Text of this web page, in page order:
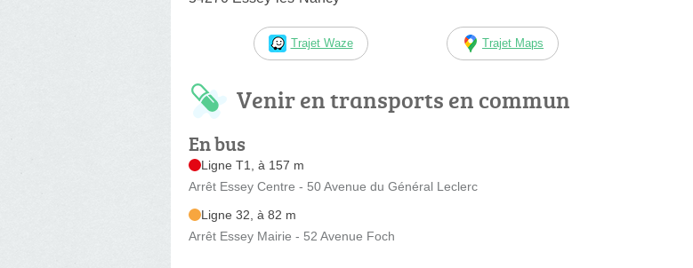
Trajet Waze Trajet Maps
Venir en transports en commun
En bus
Ligne T1, à 157 m
Arrêt Essey Centre - 50 Avenue du Général Leclerc
Ligne 32, à 82 m
Arrêt Essey Mairie - 52 Avenue Foch